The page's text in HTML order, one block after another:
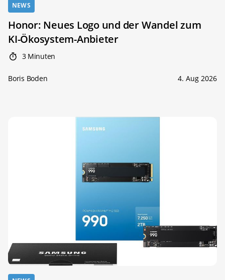
NEWS
Honor: Neues Logo und der Wandel zum
KI-Ökosystem-Anbieter
3 Minuten
Boris Boden 4. Aug 2026